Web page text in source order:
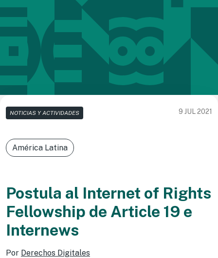
NOTICIAS Y ACTIVIDADES 9 JUL 2021
América Latina
Postula al Internet of Rights
Fellowship de Article 19 e
Internews
Por Derechos Digitales